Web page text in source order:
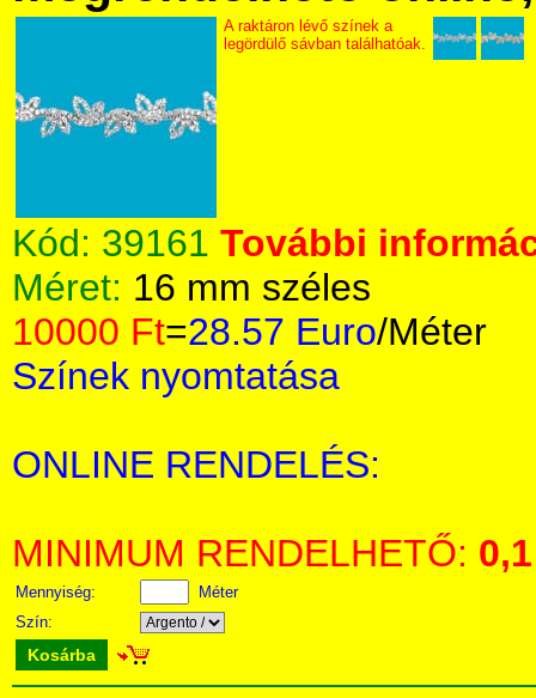
A raktáron lévő színek a
legördülő sávban találhatóak.
Kód: 39161 További
Méret: 16 mm széles
10000 Ft=28.57 Euro/Méter
Színek nyomtatása
ONLINE RENDELÉS:
MINIMUM RENDELHETŐ: 0,1
Mennyiség:
Méter
Szín:
Kosárba